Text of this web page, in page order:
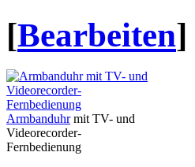
[Bearbeiten]
Armbanduhrmit TV- und
Videorecorder-
Fernbedienung